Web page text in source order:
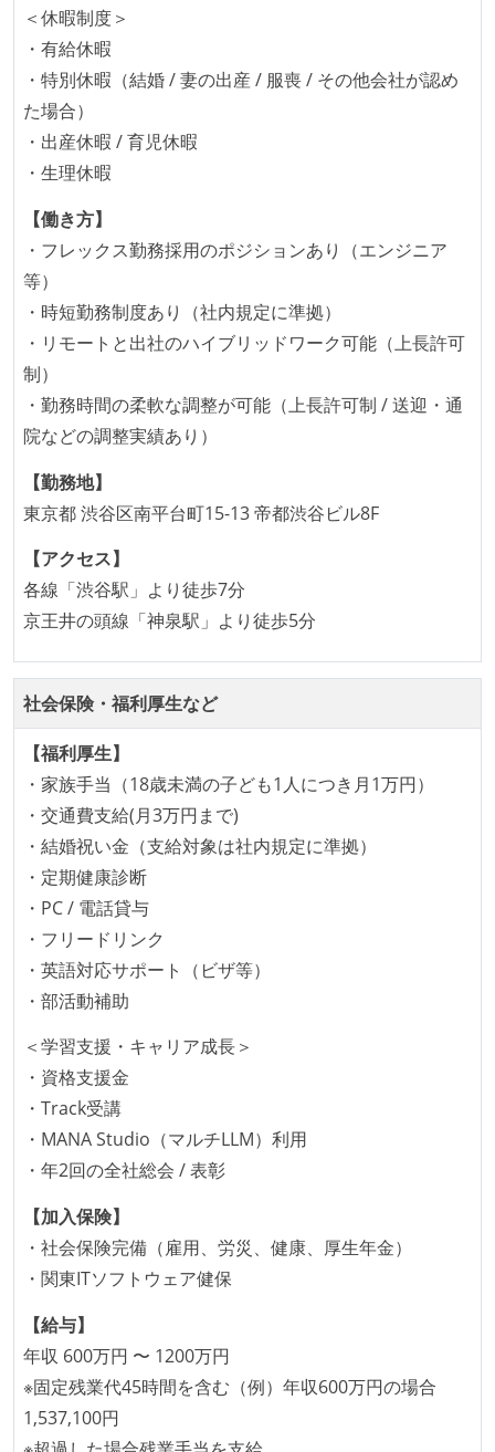
何らかのコーディング規約をチーム全体で遵守するよ
うにしている
提出されたコードには自動的にリグレッションテスト
が実行される環境が構築されている
コード品質評価ツールを導入して、メンバーが常に確
認できるようにしている
テストの実施度
ほとんどのプロダクトコードに単体テストを記述、実
ほとんどの機能に受け入れテストを記述、実施してい
る
想定される複数環境での品質チェックを義務づけてい
る
アジャイル実践状況
している
デイリーでスタンドアップミーティング、またはそれ
に準じるチーム内の打ち合わせを行っている
イテレーションの最後などに、定期的にチームでふり
タスク見積もりの単位には絶対量（人日など）ではな
く相対ポイントを用い、極力複数人の意見を調整する
形で行っている
継続的なデプロイ（デリバリー）を行っている
ワークフローの整備
全てのコードをバージョン管理ツールで管理している
各メンバーが実装したコードのマージは Pull Request
ベースで行われる
自動（＝システム化され、1コマンドで実行できる）
コードによるインフラ構成管理（Infrastructure as
Code）の環境が整備されている
オープンな情報共有
ドキュメントの整備やペアプロ、モブワークなど、ナ
レッジの共有を積極的に行っている（属人性を減らす
取り組みをしている）
大規模サービスの開発
同時接続ユーザー数（数千以上）
テーブル数が多い (数百以上)
大規模テーブルあり（1テーブルあたり数千万レコー
ド以上）
＜休暇制度＞
・有給休暇
・特別休暇（結婚 / 妻の出産 / 服喪 / その他会社が認め
た場合）
・出産休暇 / 育児休暇
・生理休暇
【働き方】
・フレックス勤務採用のポジションあり（エンジニア
等）
・時短勤務制度あり（社内規定に準拠）
・リモートと出社のハイブリッドワーク可能（上長許可
制）
・勤務時間の柔軟な調整が可能（上長許可制 / 送迎・通
院などの調整実績あり）
【勤務地】
東京都 渋谷区南平台町15-13 帝都渋谷ビル8F
【アクセス】
各線「渋谷駅」より徒歩7分
京王井の頭線「神泉駅」より徒歩5分
社会保険・福利厚生など
【福利厚生】
・家族手当（18歳未満の子ども1人につき月1万円）
・交通費支給(月3万円まで)
・結婚祝い金（支給対象は社内規定に準拠）
・定期健康診断
・PC / 電話貸与
・フリードリンク
・英語対応サポート（ビザ等）
・部活動補助
＜学習支援・キャリア成長＞
・資格支援金
・Track受講
・MANA Studio（マルチLLM）利用
・年2回の全社総会 / 表彰
【加入保険】
・社会保険完備（雇用、労災、健康、厚生年金）
・関東ITソフトウェア健保
【給与】
年収 600万円 〜 1200万円
※固定残業代45時間を含む（例）年収600万円の場合
1,537,100円